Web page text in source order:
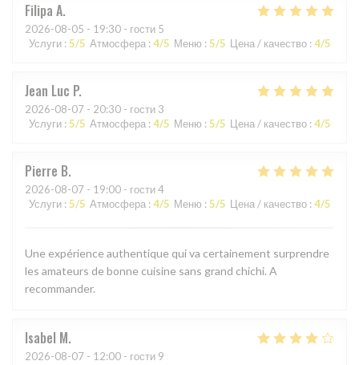
Filipa A
2026-08-05 - 19:30 - гости 5
Услуги : 5/5 Атмосфера : 4/5 Меню : 5/5 Цена / качество : 4/5
Jean Luc P
2026-08-07 - 20:30 - гости 3
Услуги : 5/5 Атмосфера : 4/5 Меню : 5/5 Цена / качество : 4/5
Pierre B
2026-08-07 - 19:00 - гости 4
Услуги : 5/5 Атмосфера : 4/5 Меню : 5/5 Цена / качество : 4/5
Une expérience authentique qui va certainement surprendre
les amateurs de bonne cuisine sans grand chichi. A
recommander.
Isabel M
2026-08-07 - 12:00 - гости 9